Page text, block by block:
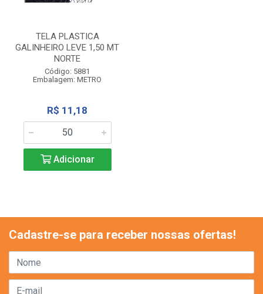
TELA PLASTICA
GALINHEIRO LEVE 1,50 MT
NORTE
Código: 5881
Embalagem: METRO
R$ 11,18
Adicionar
Cadastre-se para receber nossas ofertas!